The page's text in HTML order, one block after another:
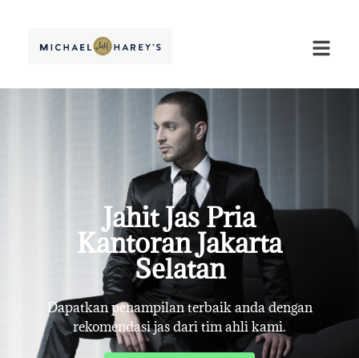
Jahit Jas Pria
Kantoran Jakarta
Selatan
Dapatkan penampilan terbaik anda dengan
rekomendasi jas dari tim ahli kami.